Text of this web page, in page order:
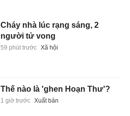
Cháy nhà lúc rạng sáng, 2
người tử vong
59 phút trước Xã hội
Thế nào là 'ghen Hoạn Thư'?
1 giờ trước Xuất bản